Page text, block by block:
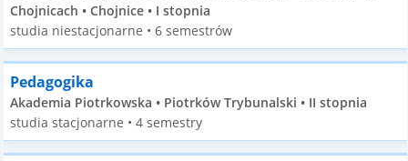
Chojnicach • Chojnice • I stopnia
studia niestacjonarne • 6 semestrów
Pedagogika
Akademia Piotrkowska • Piotrków Trybunalski • II stopnia
studia stacjonarne • 4 semestry